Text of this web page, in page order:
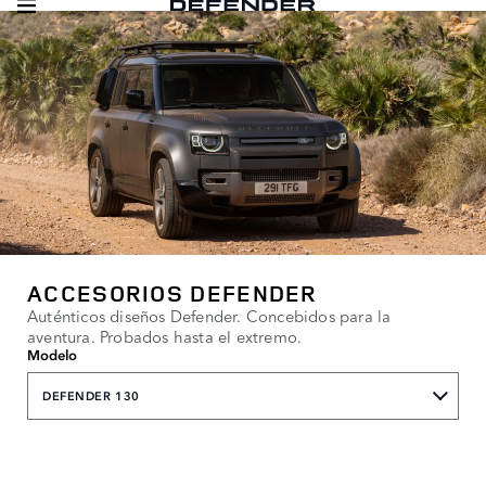
ACCESORIOS DEFENDER
Auténticos diseños Defender. Concebidos para la
aventura. Probados hasta el extremo.
Modelo
DEFENDER 130